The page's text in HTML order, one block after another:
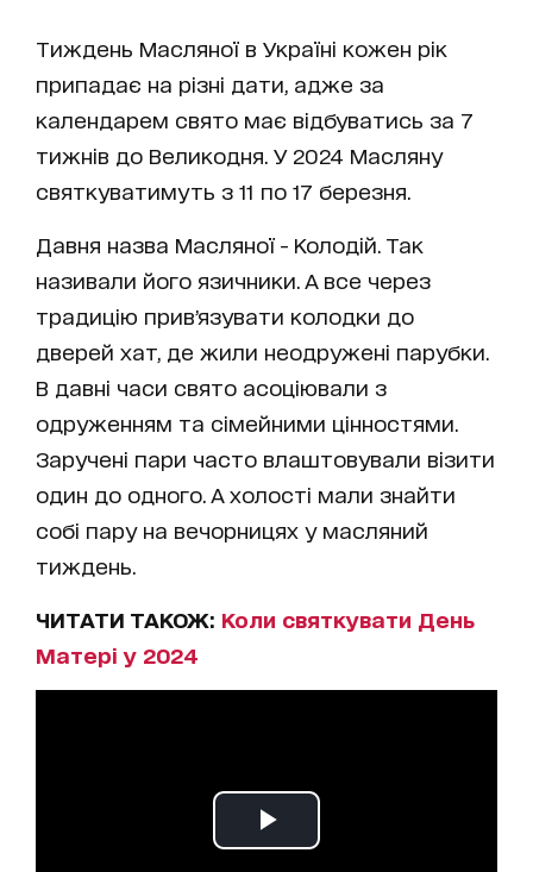
Тиждень Масляної в Україні кожен рік
припадає на різні дати, адже за
календарем свято має відбуватись за 7
тижнів до Великодня. У 2024 Масляну
святкуватимуть з 11 по 17 березня.
Давня назва Масляної - Колодій. Так
називали його язичники. А все через
традицію привʼязувати колодки до
дверей хат, де жили неодружені парубки.
В давні часи свято асоціювали з
одруженням та сімейними цінностями.
Заручені пари часто влаштовували візити
один до одного. А холості мали знайти
собі пару на вечорницях у масляний
тиждень.
ЧИТАТИ ТАКОЖ: Коли святкувати День
Матері у 2024